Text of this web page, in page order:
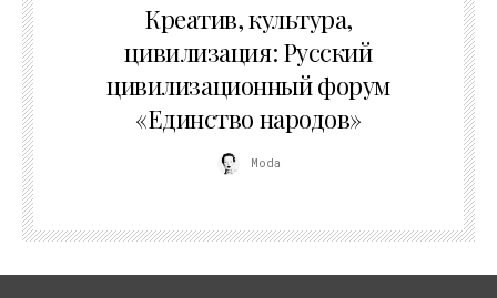
Креатив, культура,
цивилизация: Русский
цивилизационный форум
«Единство народов»
Moda